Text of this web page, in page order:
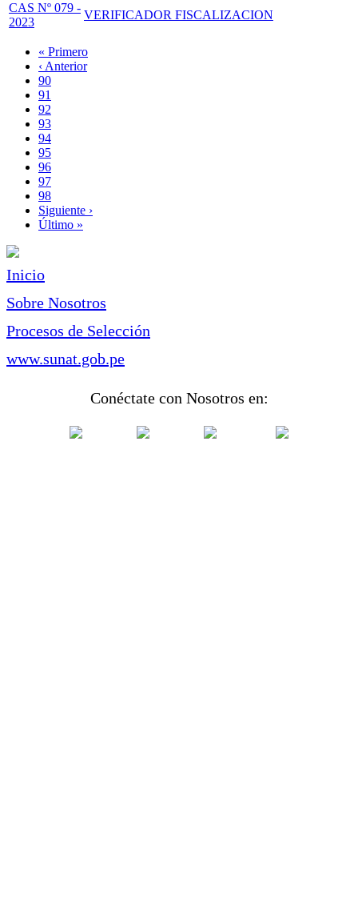
CAS Nº 079 -
2023
VERIFICADOR FISCALIZACION
Paginación
Primera
página
« Primero
Página
anterior
‹ Anterior
Page
90
Page
91
Page
92
Page
93
Página
actual
94
Page
95
Page
96
Page
97
Page
98
Siguiente
página
Siguiente ›
Última
Último »
Inicio
Sobre Nosotros
Procesos de Selección
www.sunat.gob.pe
Conéctate con Nosotros en: